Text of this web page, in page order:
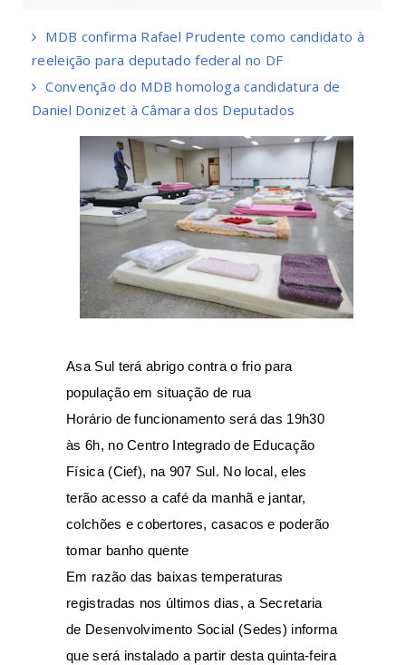
MDB confirma Rafael Prudente como candidato à
reeleição para deputado federal no DF
Convenção do MDB homologa candidatura de
Daniel Donizet à Câmara dos Deputados
Asa Sul terá abrigo contra o frio para
população em situação de rua
Horário de funcionamento será das 19h30
às 6h, no Centro Integrado de Educação
Física (Cief), na 907 Sul. No local, eles
terão acesso a café da manhã e jantar,
colchões e cobertores, casacos e poderão
tomar banho quente
Em razão das baixas temperaturas
registradas nos últimos dias, a Secretaria
de Desenvolvimento Social (Sedes) informa
que será instalado a partir desta quinta-feira